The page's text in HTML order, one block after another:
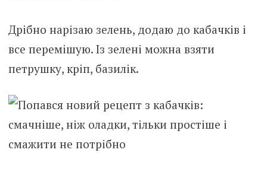
Дрібно нарізаю зелень, додаю до кабачків і
все перемішую. Із зелені можна взяти
петрушку, кріп, базилік.